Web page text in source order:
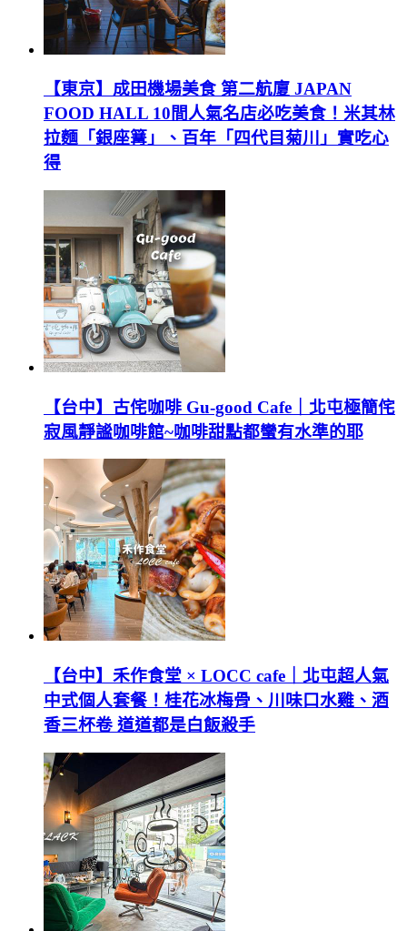
【東京】成田機場美食 第二航廈 JAPAN
FOOD HALL 10間人氣名店必吃美食！米其林
拉麵「銀座篝」、百年「四代目菊川」實吃心
得
【台中】古侘咖啡 Gu-good Cafe｜北屯極簡侘
寂風靜謐咖啡館~咖啡甜點都蠻有水準的耶
【台中】禾作食堂 × LOCC cafe｜北屯超人氣
中式個人套餐！桂花冰梅骨、川味口水雞、酒
香三杯卷 道道都是白飯殺手